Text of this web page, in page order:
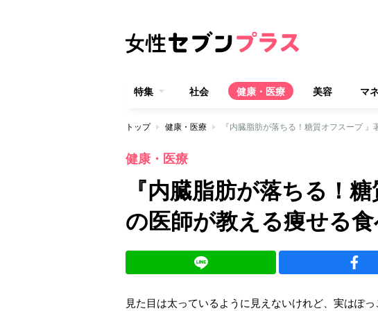
特集 社会 健康・医療 美容 マ
トップ 健康・医療 『内臓脂肪が落ちる！糖質オフスープ
健康・医療
『内臓脂肪が落ちる！
の医師が教える痩せる
見た目は太っているように見えないけれど、実はぽ